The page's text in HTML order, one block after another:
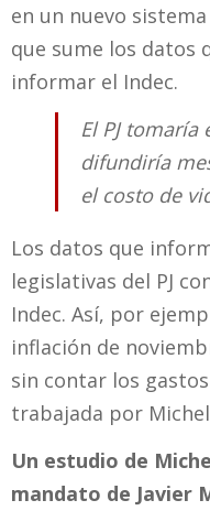
en un nuevo
que sume los datos
informar el Indec.
El PJ
difundiría
el costo de
Los datos que
legislativas del PJ
Indec. Así, por
inflación de
sin contar los
trabajada por
Un estudio de
mandato de Javier